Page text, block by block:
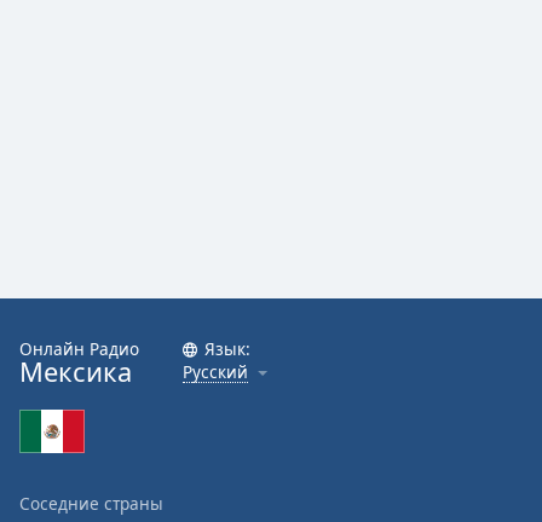
Онлайн Радио
Мексика
Язык:
Русский
Соседние страны